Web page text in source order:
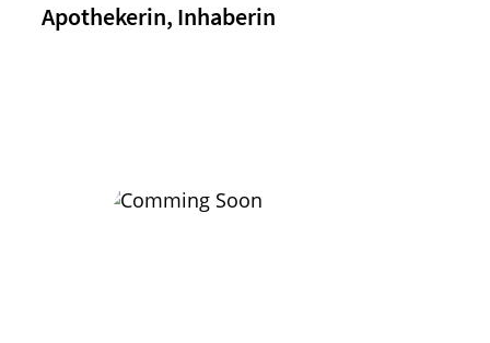
Apothekerin, Inhaberin